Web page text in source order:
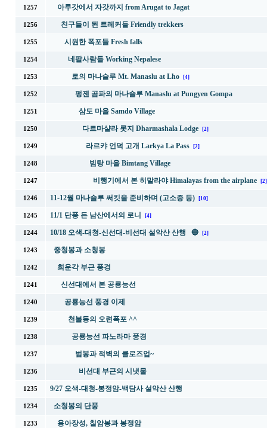
1257 아루갓에서 자갓까지 from Arugat to Jagat
1256 친구들이 된 트레커들 Friendly trekkers
1255 시원한 폭포들 Fresh falls
1254 네팔사람들 Working Nepalese
1253 로의 마나슬루 Mt. Manaslu at Lho [4]
1252 펑젠 곰파의 마나슬루 Manaslu at Pungyen Gompa
1251 삼도 마을 Samdo Village
1250 다르마샬라 롯지 Dharmashala Lodge [2]
1249 라르캬 언덕 고개 Larkya La Pass [2]
1248 빔탕 마을 Bimtang Village
1247 비행기에서 본 히말라야 Himalayas from the airplane [2]
1246 11-12월 마나슬루 써킷을 준비하며 (고소증 등) [10]
1245 11/1 단풍 든 남산에서의 로니 [4]
1244 10/18 오색-대청-신선대-비선대 설악산 산행 🔵 [2]
1243 중청봉과 소청봉
1242 희운각 부근 풍경
1241 신선대에서 본 공룡능선
1240 공룡능선 풍경 이제
1239 천불동의 오련폭포 ^^
1238 공룡능선 파노라마 풍경
1237 범봉과 적벽의 클로즈업~
1236 비선대 부근의 시냇물
1235 9/27 오색-대청-봉정암-백담사 설악산 산행
1234 소청봉의 단풍
1233 용아장성, 칠암봉과 봉정암